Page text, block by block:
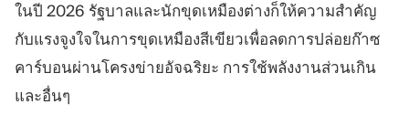
ในปี 2026 รัฐบาลและนักขุดเหมืองต่างก็ให้ความสำคัญ
กับแรงจูงใจในการขุดเหมืองสีเขียวเพื่อลดการปล่อยก๊าซ
คาร์บอนผ่านโครงข่ายอัจฉริยะ การใช้พลังงานส่วนเกิน
และอื่นๆ